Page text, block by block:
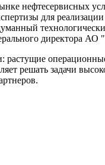
нефтесервисных
для
директора
решать задачи